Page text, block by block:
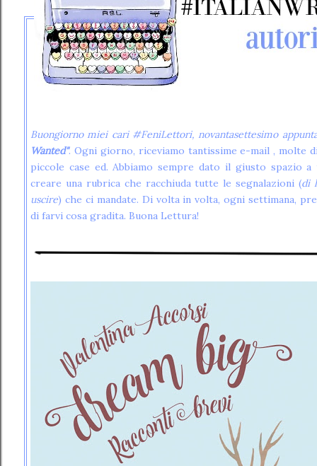
Buongiorno miei cari #FeniLettori, novantasettesimo
Wanted". Ogni giorno, riceviamo tantissime e-mail , molte
piccole case ed. Abbiamo sempre dato il giusto spazio
creare una rubrica che racchiuda tutte le segnalazioni (di
uscire) che ci mandate. Di volta in volta, ogni settimana,
di farvi cosa gradita. Buona Lettura!